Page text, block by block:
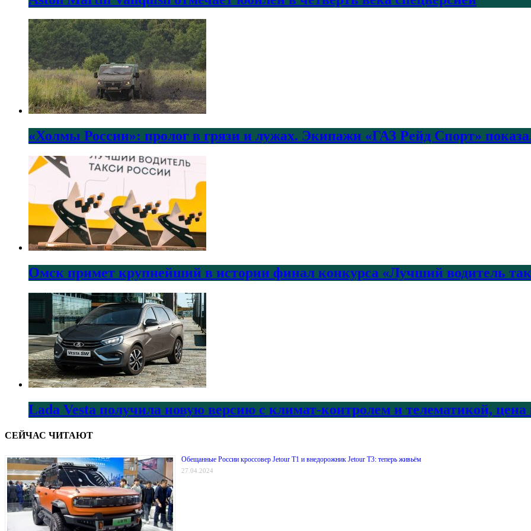
«Холмы России»: пролог в грязи и лужах. Экипажи «ГАЗ Рейд Спорт»
Омск примет крупнейший в истории финал конкурса «Лучший водитель
Lada Vesta получила новую версию с климат-контролем и телематикой, цена
СЕЙЧАС ЧИТАЮТ
Обещанные России кроссовер Jetour T1 и внедорожник Jetour T3: теперь живьём
27.04.2024